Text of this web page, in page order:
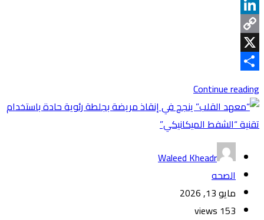
Telegram
LinkedIn
Copy
LinkX
Continue reading
Waleed Kheadr
الصحه
مايو 13, 2026
153 views